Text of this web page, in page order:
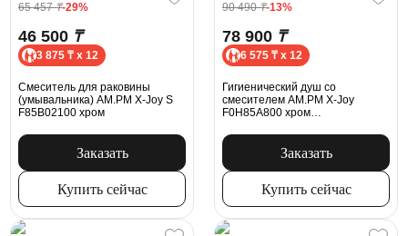
65 457₸-29%
46 500 ₸
3 875 ₸ x 12
Смеситель для раковины
(умывальника) AM.PM X-Joy S
F85B02100 хром
Заказать
Купить сейчас
90 490₸-13%
78 900 ₸
6 575 ₸ x 12
Гигиенический душ cо
смесителем AM.PM X-Joy
F0H85A800 хром
1200, держатель туалетной
Заказать
Купить сейчас